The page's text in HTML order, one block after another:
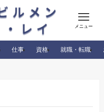
メニュー
仕事 資格 就職・転職